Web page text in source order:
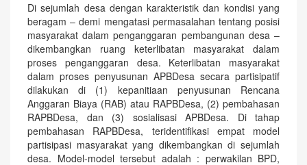
Di sejumlah desa dengan karakteristik dan kondisi yang
beragam – demi mengatasi permasalahan tentang posisi
masyarakat dalam penganggaran pembangunan desa –
dikembangkan ruang keterlibatan masyarakat dalam
proses penganggaran desa. Keterlibatan masyarakat
dalam proses penyusunan APBDesa secara partisipatif
dilakukan di (1) kepanitiaan penyusunan Rencana
Anggaran Biaya (RAB) atau RAPBDesa, (2) pembahasan
RAPBDesa, dan (3) sosialisasi APBDesa. Di tahap
pembahasan RAPBDesa, teridentifikasi empat model
partisipasi masyarakat yang dikembangkan di sejumlah
desa. Model-model tersebut adalah : perwakilan BPD,